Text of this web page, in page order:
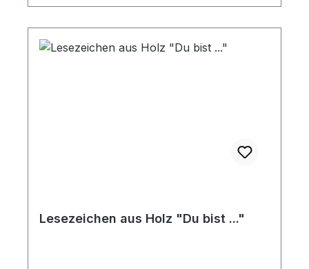
schneller wiederzufinden. Ebenso kann die
den gelesenen Text anregen.
Lesezeichen aus Holz "Du bist ..."